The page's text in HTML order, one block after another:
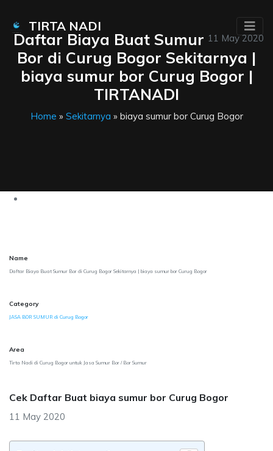
TIRTA NADI
11 May 2020
Daftar Biaya Buat Sumur
Bor di Curug Bogor Sekitarnya |
biaya sumur bor Curug Bogor |
TIRTANADI
Home » Sekitarnya » biaya sumur bor Curug Bogor
Name
Daftar Biaya Buat Sumur Bor di Curug Bogor Sekitarnya | biaya sumur bor Curug Bogor
Category
JASA BOR SUMUR di Curug Bogor
Area
Tirta Nadi di Curug Bogor untuk Jasa Sumur Bor / Bor Sumur
Cek Daftar Buat biaya sumur bor Curug Bogor
11 May 2020